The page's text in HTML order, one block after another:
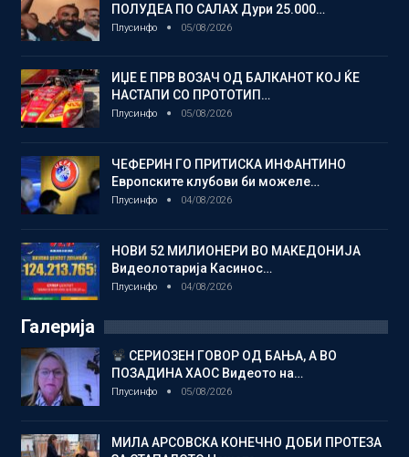
ПОЛУДЕА ПО САЛАХ Дури 25.000…
Плусинфо 05/08/2026
ИЏЕ Е ПРВ ВОЗАЧ ОД БАЛКАНОТ КОЈ ЌЕ
НАСТАПИ СО ПРОТОТИП…
Плусинфо 05/08/2026
ЧЕФЕРИН ГО ПРИТИСКА ИНФАНТИНО
Европските клубови би можеле…
Плусинфо 04/08/2026
НОВИ 52 МИЛИОНЕРИ ВО МАКЕДОНИЈА
Видеолотарија Касинос…
Плусинфо 04/08/2026
Галерија
СЕРИОЗЕН ГОВОР ОД БАЊА, А ВО
ПОЗАДИНА ХАОС Видеото на…
Плусинфо 05/08/2026
МИЛА АРСОВСКА КОНЕЧНО ДОБИ ПРОТЕЗА